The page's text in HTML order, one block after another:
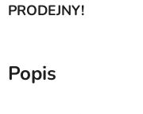
PRODEJNY!
Popis